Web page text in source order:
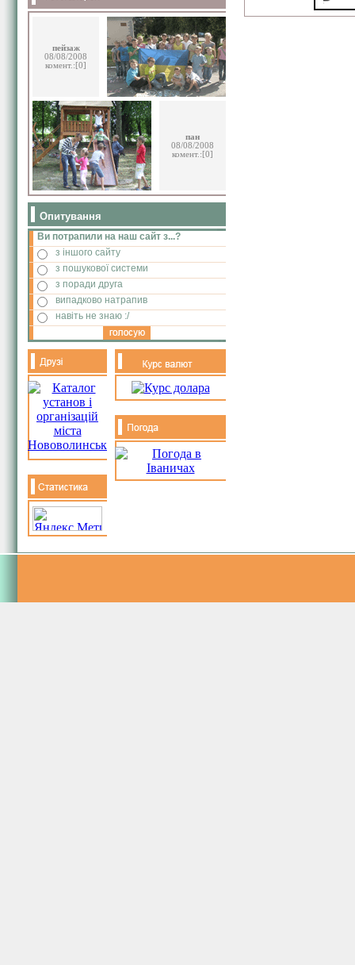
пейзаж
08/08/2008
комент.:[0]
пан
08/08/2008
комент.:[0]
Опитування
Ви потрапили на наш сайт з...?
з іншого сайту
з пошукової системи
з поради друга
випадково натрапив
навіть не знаю :/